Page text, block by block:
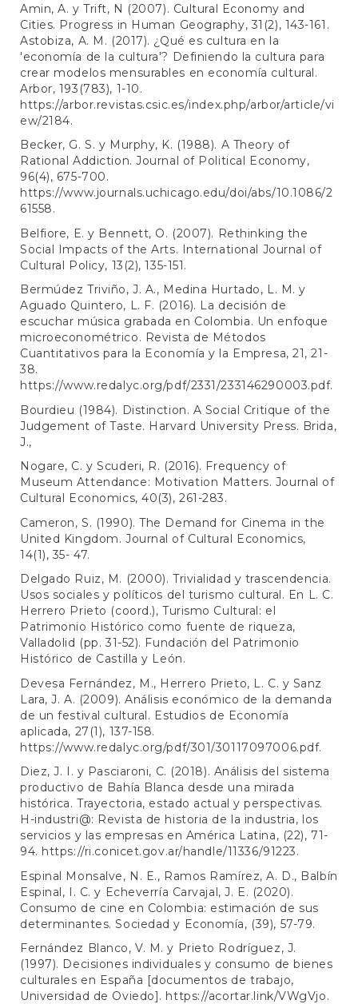
Amin, A. y Trift, N (2007). Cultural Economy and
Cities. Progress in Human Geography, 31(2), 143-161.
Astobiza, A. M. (2017). ¿Qué es cultura en la
'economía de la cultura'? Definiendo la cultura para
crear modelos mensurables en economía cultural.
Arbor, 193(783), 1-10.
https://arbor.revistas.csic.es/index.php/arbor/article/vi
ew/2184.
Becker, G. S. y Murphy, K. (1988). A Theory of
Rational Addiction. Journal of Political Economy,
96(4), 675-700.
https://www.journals.uchicago.edu/doi/abs/10.1086/2
61558.
Belfiore, E. y Bennett, O. (2007). Rethinking the
Social Impacts of the Arts. International Journal of
Cultural Policy, 13(2), 135-151.
Bermúdez Triviño, J. A., Medina Hurtado, L. M. y
Aguado Quintero, L. F. (2016). La decisión de
escuchar música grabada en Colombia. Un enfoque
microeconométrico. Revista de Métodos
Cuantitativos para la Economía y la Empresa, 21, 21-
38.
https://www.redalyc.org/pdf/2331/233146290003.pdf.
Bourdieu (1984). Distinction. A Social Critique of the
Judgement of Taste. Harvard University Press. Brida,
J.,
Nogare, C. y Scuderi, R. (2016). Frequency of
Museum Attendance: Motivation Matters. Journal of
Cultural Economics, 40(3), 261-283.
Cameron, S. (1990). The Demand for Cinema in the
United Kingdom. Journal of Cultural Economics,
14(1), 35- 47.
Delgado Ruiz, M. (2000). Trivialidad y trascendencia.
Usos sociales y políticos del turismo cultural. En L. C.
Herrero Prieto (coord.), Turismo Cultural: el
Patrimonio Histórico como fuente de riqueza,
Valladolid (pp. 31-52). Fundación del Patrimonio
Histórico de Castilla y León.
Devesa Fernández, M., Herrero Prieto, L. C. y Sanz
Lara, J. A. (2009). Análisis económico de la demanda
de un festival cultural. Estudios de Economía
aplicada, 27(1), 137-158.
https://www.redalyc.org/pdf/301/30117097006.pdf.
Diez, J. I. y Pasciaroni, C. (2018). Análisis del sistema
productivo de Bahía Blanca desde una mirada
histórica. Trayectoria, estado actual y perspectivas.
H-industri@: Revista de historia de la industria, los
servicios y las empresas en América Latina, (22), 71-
94. https://ri.conicet.gov.ar/handle/11336/91223.
Espinal Monsalve, N. E., Ramos Ramírez, A. D., Balbín
Espinal, I. C. y Echeverría Carvajal, J. E. (2020).
Consumo de cine en Colombia: estimación de sus
determinantes. Sociedad y Economía, (39), 57-79.
Fernández Blanco, V. M. y Prieto Rodríguez, J.
(1997). Decisiones individuales y consumo de bienes
culturales en España [documentos de trabajo,
Universidad de Oviedo]. https://acortar.link/VWgVjo.